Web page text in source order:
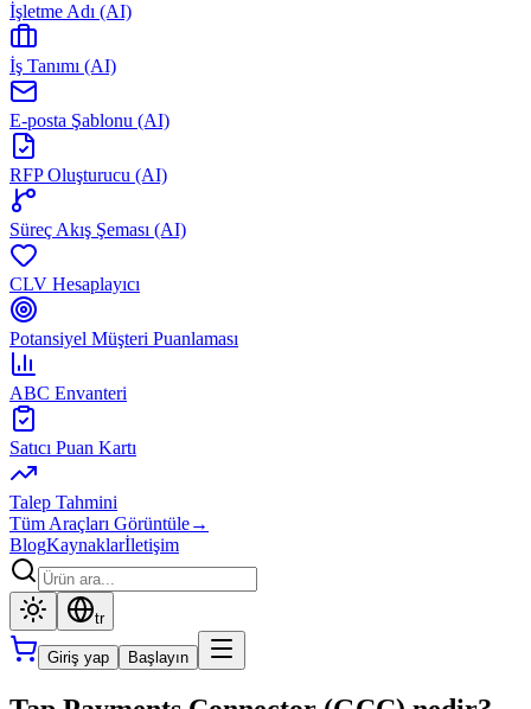
İşletme Adı (AI)
İş Tanımı (AI)
E-posta Şablonu (AI)
RFP Oluşturucu (AI)
Süreç Akış Şeması (AI)
CLV Hesaplayıcı
Potansiyel Müşteri Puanlaması
ABC Envanteri
Satıcı Puan Kartı
Talep Tahmini
Tüm Araçları Görüntüle→
BlogKaynaklarİletişim
tr
Giriş yap Başlayın